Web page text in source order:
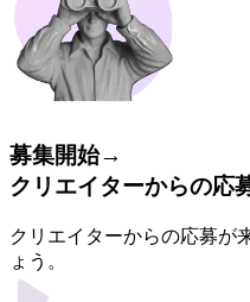
募集開始→
クリエイターからの応
クリエイターからの応募が
ょう。